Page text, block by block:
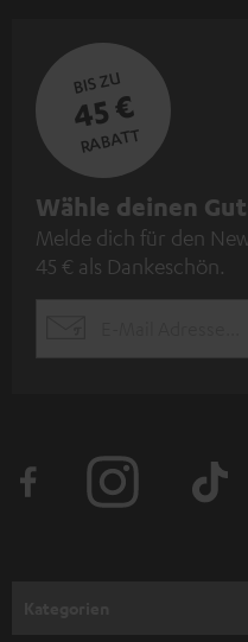
BIS ZU
45 €
RABATT
N
e
w
e
Wähle deinen
Melde dich für den
45 € als Dankeschön.